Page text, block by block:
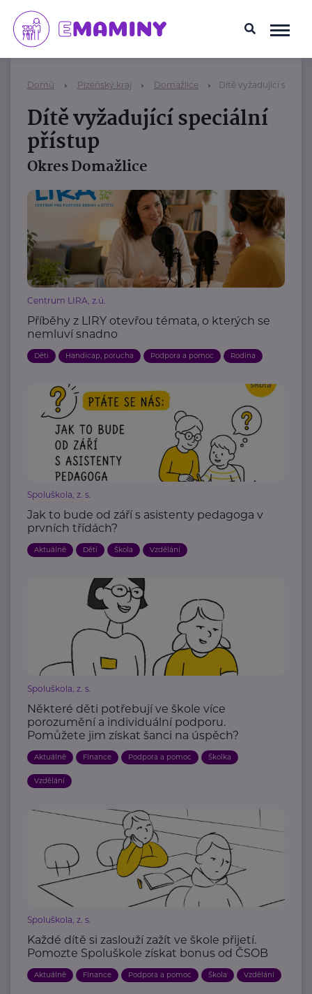
Domů Plzeňský kraj Domažlice Dítě vyžadující
Dítě vyžadující speciální
přístup
Okres Domažlice
Centrum LIRA, z.ú.
Příběhy z LIRY otevřou témata, o kterých se
nemluví snadno
Děti Handicap, porucha Podpora a pomoc Rodina
Spoluškola, z. s.
Jak to bude od září s asistenty pedagoga v
prvních třídách?
Aktuálně Děti Škola Vzdělání
Spoluškola, z. s.
Některé děti potřebují ve škole více
porozumění a individuální podporu.
Pomůžete jim získat šanci na úspěch?
Aktuálně Finance Podpora a pomoc Školka
Vzdělání
Spoluškola, z. s.
Každé dítě si zaslouží zažít ve škole přijetí.
Pomozte Spoluškole získat bonus od ČSOB
Aktuálně Finance Podpora a pomoc Škola Vzdělání